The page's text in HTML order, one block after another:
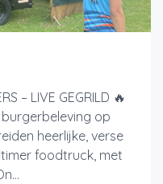
– LIVE GEGRILD 🔥
op
heerlijke, verse
foodtruck, met